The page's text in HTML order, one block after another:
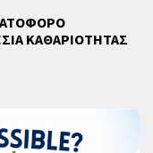
ΚΑΘΑΡΙΟΤΗΤΑΣ